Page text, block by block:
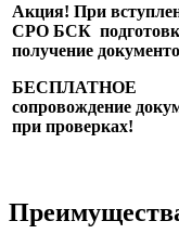
Акция! При
СРО БСК
получение
БЕСПЛАТНОЕ
сопровождение
при проверках!